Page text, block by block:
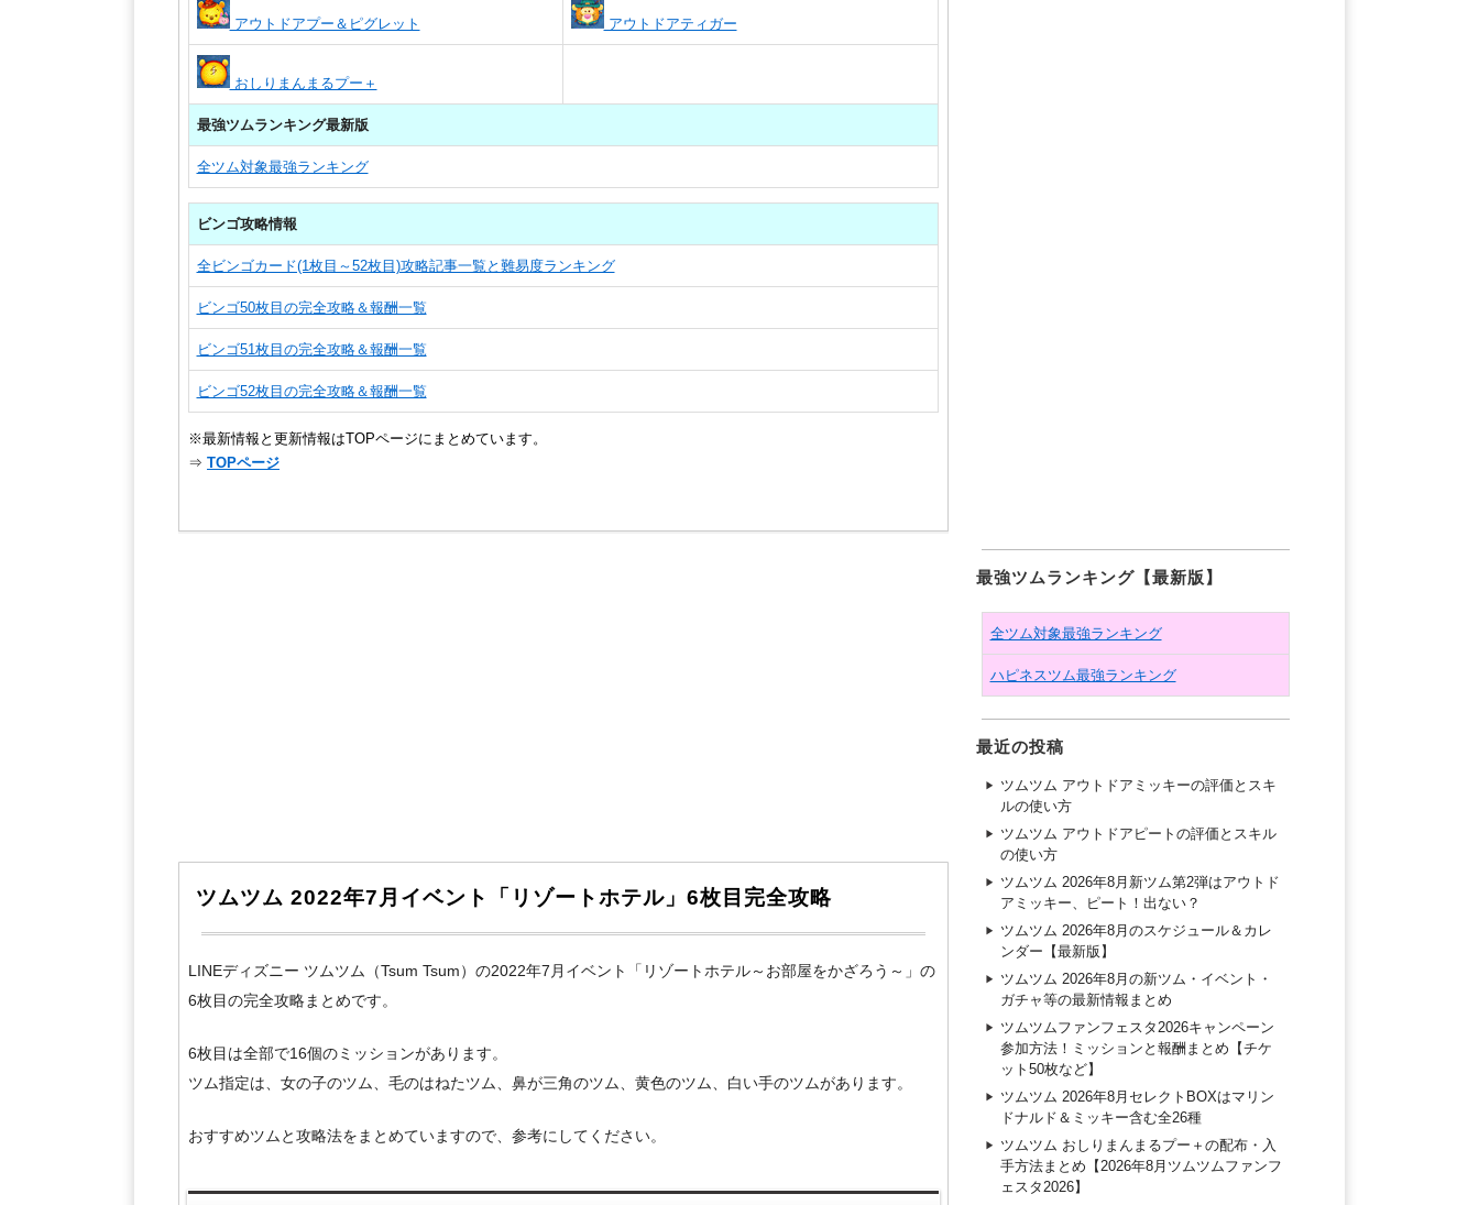
アウトドアプー＆ピグレット アウトドアティガー
おしりまんまるプー＋
最強ツムランキング最新版
全ツム対象最強ランキング
ビンゴ攻略情報
全ビンゴカード(1枚目～52枚目)攻略記事一覧と難易度ランキング
ビンゴ50枚目の完全攻略＆報酬一覧
ビンゴ51枚目の完全攻略＆報酬一覧
ビンゴ52枚目の完全攻略＆報酬一覧
※最新情報と更新情報はTOPページにまとめています。
⇒ TOPページ
ツムツム 2022年7月イベント「リゾートホテル」6枚目完全攻略
LINEディズニー ツムツム（Tsum Tsum）の2022年7月イベント「リゾートホテル～お部屋をかざろう～」の
6枚目の完全攻略まとめです。
6枚目は全部で16個のミッションがあります。
ツム指定は、女の子のツム、毛のはねたツム、鼻が三角のツム、黄色のツム、白い手のツムがあります。
おすすめツムと攻略法をまとめていますので、参考にしてください。
最強ツムランキング【最新版】
全ツム対象最強ランキング
ハピネスツム最強ランキング
最近の投稿
ツムツム アウトドアミッキーの評価とスキ
ルの使い方
ツムツム アウトドアピートの評価とスキル
の使い方
ツムツム 2026年8月新ツム第2弾はアウトド
アミッキー、ピート！出ない？
ツムツム 2026年8月のスケジュール＆カレ
ンダー【最新版】
ツムツム 2026年8月の新ツム・イベント・
ガチャ等の最新情報まとめ
ツムツムファンフェスタ2026キャンペーン
参加方法！ミッションと報酬まとめ【チケ
ット50枚など】
ツムツム 2026年8月セレクトBOXはマリン
ドナルド＆ミッキー含む全26種
ツムツム おしりまんまるプー＋の配布・入
手方法まとめ【2026年8月ツムツムファンフ
ェスタ2026】